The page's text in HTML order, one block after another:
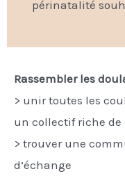
périnatalité
Rassembler les
> unir toutes les
un collectif riche de
> trouver une
d’échange